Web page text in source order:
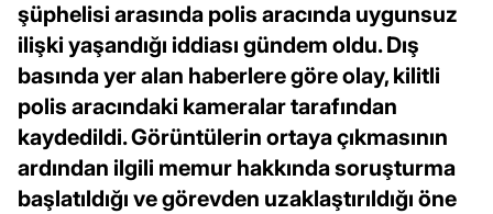
şüphelisi arasında polis aracında uygunsuz
ilişki yaşandığı iddiası gündem oldu. Dış
basında yer alan haberlere göre olay, kilitli
polis aracındaki kameralar tarafından
kaydedildi. Görüntülerin ortaya çıkmasının
ardından ilgili memur hakkında soruşturma
başlatıldığı ve görevden uzaklaştırıldığı öne